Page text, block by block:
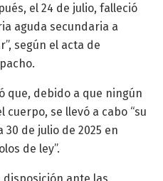
el 24 de julio, falleció
aguda secundaria a
según el acta de
que, debido a que ningún
se llevó a cabo “su
de julio de 2025 en
de ley”.